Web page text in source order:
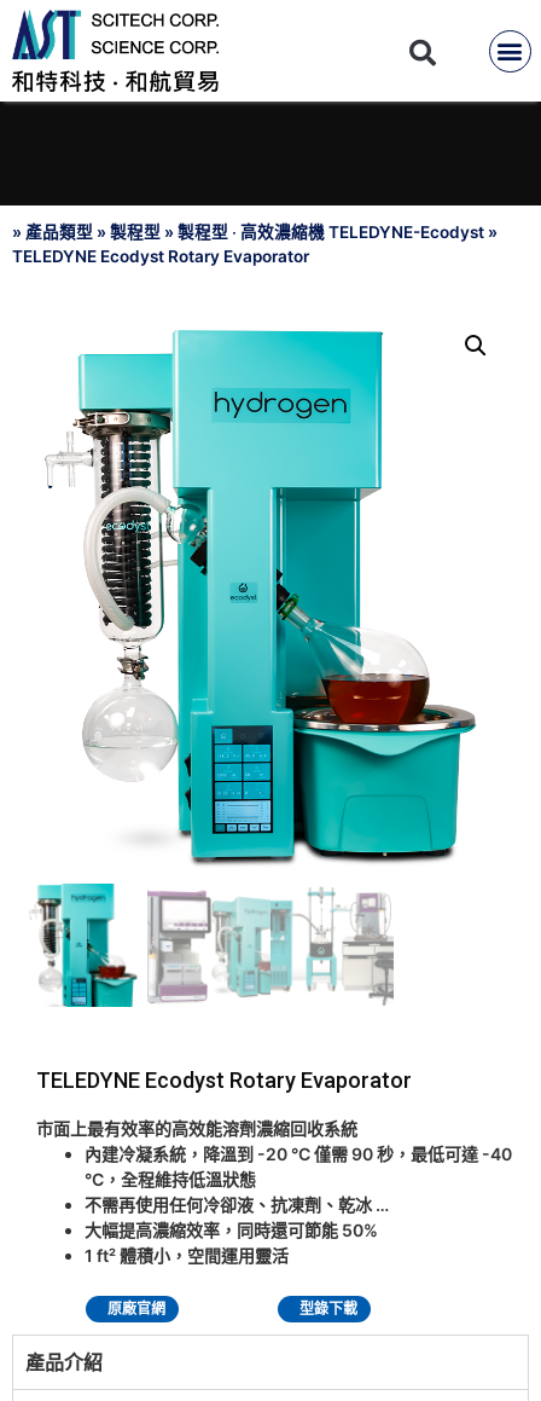
» 產品類型 » 製程型 » 製程型 ‧ 高效濃縮機 TELEDYNE-Ecodyst »
TELEDYNE Ecodyst Rotary Evaporator
TELEDYNE Ecodyst Rotary Evaporator
市面上最有效率的高效能溶劑濃縮回收系統
內建冷凝系統，降溫到 -20 °C 僅需 90 秒，最低可達 -40
°C，全程維持低溫狀態
不需再使用任何冷卻液、抗凍劑、乾冰 …
大幅提高濃縮效率，同時還可節能 50%
1 ft² 體積小，空間運用靈活
原廠官網 型錄下載
產品介紹